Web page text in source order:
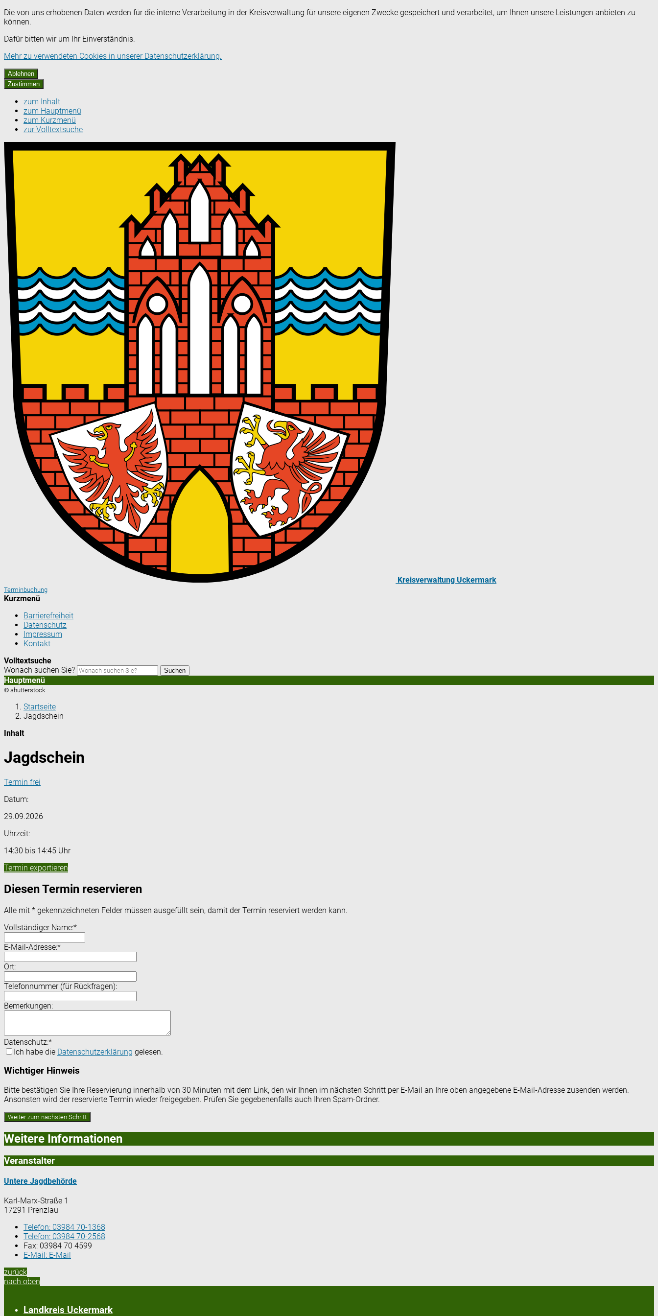
Die von uns erhobenen Daten werden für die interne Verarbeitung in der Kreisverwaltung für unsere eigenen Zwecke gespeichert und verarbeitet, um Ihnen unsere Leistungen anbieten zu
können.
Dafür bitten wir um Ihr Einverständnis.
Mehr zu verwendeten Cookies in unserer Datenschutzerklärung.
Ablehnen
Zustimmen
zum Inhalt
zum Hauptmenü
zum Kurzmenü
zur Volltextsuche
Kreisverwaltung Uckermark
Terminbuchung
Kurzmenü
Barrierefreiheit
Datenschutz
Impressum
Kontakt
Volltextsuche
Wonach suchen Sie?
Suchen
Hauptmenü
© shutterstock
Startseite
Jagdschein
Inhalt
Jagdschein
Termin frei
Datum:
29.09.2026
Uhrzeit:
14:30 bis 14:45 Uhr
Termin exportieren
Diesen Termin reservieren
Alle mit * gekennzeichneten Felder müssen ausgefüllt sein, damit der Termin reserviert werden kann.
Vollständiger Name:*
E-Mail-Adresse:*
Ort:
Telefonnummer (für Rückfragen):
Bemerkungen:
Datenschutz:*
Ich habe die Datenschutzerklärung gelesen.
Wichtiger Hinweis
Bitte bestätigen Sie Ihre Reservierung innerhalb von 30 Minuten mit dem Link, den wir Ihnen im nächsten Schritt per E-Mail an Ihre oben angegebene E-Mail-Adresse zusenden werden.
Ansonsten wird der reservierte Termin wieder freigegeben. Prüfen Sie gegebenenfalls auch Ihren Spam-Ordner.
Weitere Informationen
Veranstalter
Untere Jagdbehörde
Karl-Marx-Straße 1
17291 Prenzlau
Telefon: 03984 70-1368
Telefon: 03984 70-2568
Fax: 03984 70 4599
E-Mail: E-Mail
zurück
nach oben
Landkreis Uckermark